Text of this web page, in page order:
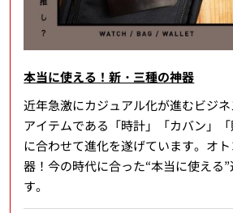
本当に使える！新・三種の神器
近年急激にカジュアル化が進むビジ
アイテムである「時計」「カバン」
に合わせて進化を遂げています。オ
器！今の時代に合った“本当に使える
す。